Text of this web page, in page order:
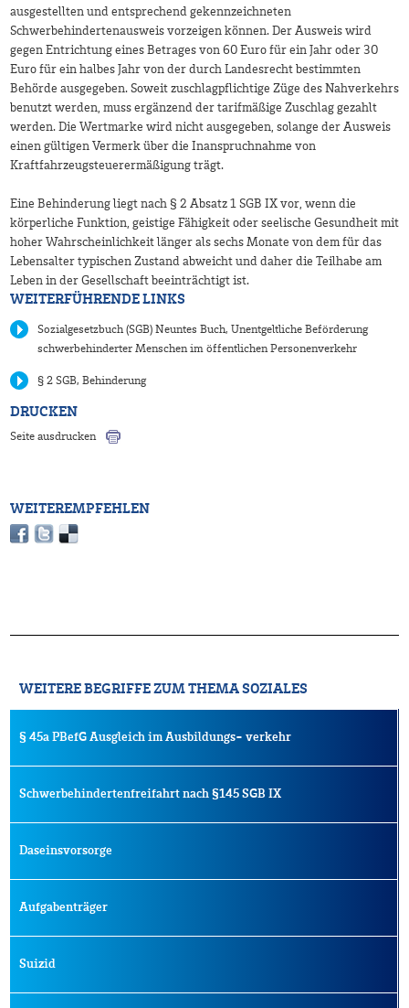
ausgestellten und entsprechend gekennzeichneten
Schwerbehindertenausweis vorzeigen können. Der Ausweis wird
gegen Entrichtung eines Betrages von 60 Euro für ein Jahr oder 30
Euro für ein halbes Jahr von der durch Landesrecht bestimmten
Behörde ausgegeben. Soweit zuschlagpflichtige Züge des Nahverkehrs
benutzt werden, muss ergänzend der tarifmäßige Zuschlag gezahlt
werden. Die Wertmarke wird nicht ausgegeben, solange der Ausweis
einen gültigen Vermerk über die Inanspruchnahme von
Kraftfahrzeugsteuerermäßigung trägt.
Eine Behinderung liegt nach § 2 Absatz 1 SGB IX vor, wenn die
körperliche Funktion, geistige Fähigkeit oder seelische Gesundheit mit
hoher Wahrscheinlichkeit länger als sechs Monate von dem für das
Lebensalter typischen Zustand abweicht und daher die Teilhabe am
Leben in der Gesellschaft beeinträchtigt ist.
WEITERFÜHRENDE LINKS
Sozialgesetzbuch (SGB) Neuntes Buch, Unentgeltliche Beförderung
schwerbehinderter Menschen im öffentlichen Personenverkehr
§ 2 SGB, Behinderung
DRUCKEN
Seite ausdrucken
WEITEREMPFEHLEN
WEITERE BEGRIFFE ZUM THEMA SOZIALES
§ 45a PBefG Ausgleich im Ausbildungs- verkehr
Schwerbehindertenfreifahrt nach §145 SGB IX
Daseinsvorsorge
Aufgabenträger
Suizid